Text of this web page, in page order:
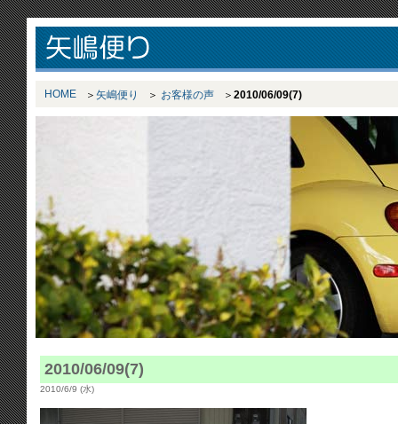
HOME 矢嶋便り お客様の声 2010/06/09(7)
2010/06/09(7)
2010/6/9 (水)